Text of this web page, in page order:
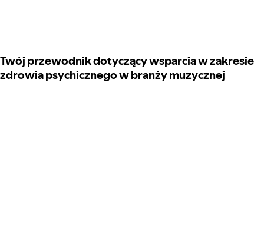
Twój przewodnik dotyczący wsparcia w zakresie
zdrowia psychicznego w branży muzycznej